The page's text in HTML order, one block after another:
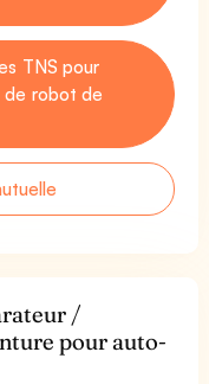
TNS pour
de robot de
/
pour auto-